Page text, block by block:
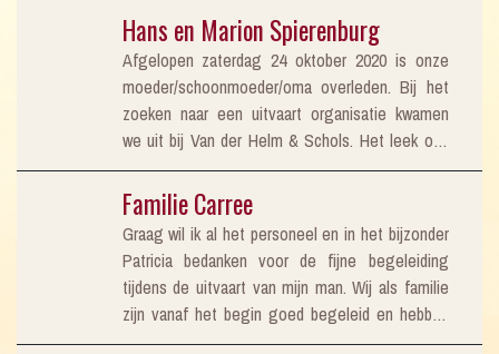
Nogmaals dank!
een afspraak gemaakt om langs te komen om
het te regelen. Niet een makkelijke tijd, ook met
de Corona maatregelen en met je moeder die
heen is gegaan. Edward v. d. Helm ontving mij
heel vriendelijk en rustgevend. Met mijn zus op
de tablet hebben we de uitvaart geregeld. Dank
tevredenheid. We konden alles aan hem
overlaten. Heel veel dank voor de goede
zorgen.
Hans en Marion Spierenburg
Afgelopen zaterdag 24 oktober 2020 is onze
moeder/schoonmoeder/oma overleden. Bij het
zoeken naar een uitvaart organisatie kwamen
we uit bij Van der Helm & Schols. Het leek ons
de meest geschikte. Nou van onze keus hebben
wij absoluut geen spijt gehad. Edward van der
Helm meldde zich bij ons en dat voelde vanaf
het begin gewoon goed, Heel rustig en hij nam
alle tijd. Alles werd uitgelegd en ook deed hij
voorstellen zonder dwingend over te komen.
Altijd bereikbaar als je nog een vraag had. Op
Familie Carree
Graag wil ik al het personeel en in het bijzonder
Patricia bedanken voor de fijne begeleiding
tijdens de uitvaart van mijn man. Wij als familie
zijn vanaf het begin goed begeleid en hebben
onze man, (schoon)vader, opa en